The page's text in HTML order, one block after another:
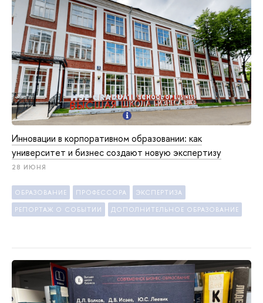
Инновации в корпоративном образовании: как
университет и бизнес создают новую экспертизу
28 ИЮНЯ
ОБРАЗОВАНИЕ ПРОФЕССОРА ЭКСПЕРТИЗА
РЕПОРТАЖ О СОБЫТИИ ДОПОЛНИТЕЛЬНОЕ ОБРАЗОВАНИЕ